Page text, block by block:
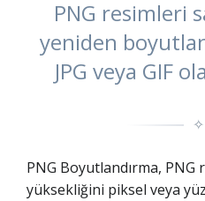
PNG resimleri
yeniden
JPG veya GIF
✧
PNG Boyutlandırma, PNG
yüksekliğini piksel veya